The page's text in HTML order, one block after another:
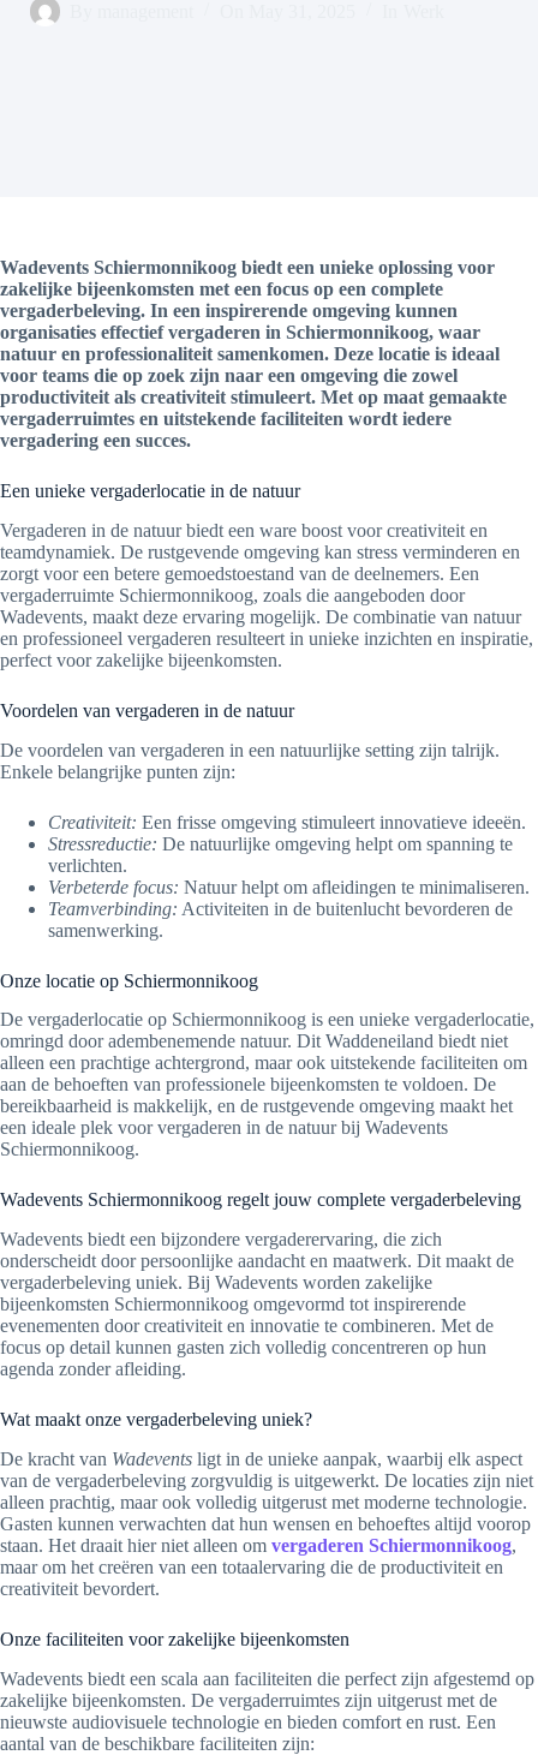
Wadevents Schiermonnikoog biedt een unieke oplossing voor
zakelijke bijeenkomsten met een focus op een complete
vergaderbeleving. In een inspirerende omgeving kunnen
organisaties effectief vergaderen in Schiermonnikoog, waar
natuur en professionaliteit samenkomen. Deze locatie is ideaal
voor teams die op zoek zijn naar een omgeving die zowel
productiviteit als creativiteit stimuleert. Met op maat gemaakte
vergaderruimtes en uitstekende faciliteiten wordt iedere
vergadering een succes.
Een unieke vergaderlocatie in de natuur
Vergaderen in de natuur biedt een ware boost voor creativiteit en
teamdynamiek. De rustgevende omgeving kan stress verminderen en
zorgt voor een betere gemoedstoestand van de deelnemers. Een
vergaderruimte Schiermonnikoog, zoals die aangeboden door
Wadevents, maakt deze ervaring mogelijk. De combinatie van natuur
en professioneel vergaderen resulteert in unieke inzichten en inspiratie,
perfect voor zakelijke bijeenkomsten.
Voordelen van vergaderen in de natuur
De voordelen van vergaderen in een natuurlijke setting zijn talrijk.
Enkele belangrijke punten zijn:
Creativiteit: Een frisse omgeving stimuleert innovatieve ideeën.
Stressreductie: De natuurlijke omgeving helpt om spanning te
verlichten.
Verbeterde focus: Natuur helpt om afleidingen te minimaliseren.
Teamverbinding: Activiteiten in de buitenlucht bevorderen de
samenwerking.
Onze locatie op Schiermonnikoog
De vergaderlocatie op Schiermonnikoog is een unieke vergaderlocatie,
omringd door adembenemende natuur. Dit Waddeneiland biedt niet
alleen een prachtige achtergrond, maar ook uitstekende faciliteiten om
aan de behoeften van professionele bijeenkomsten te voldoen. De
bereikbaarheid is makkelijk, en de rustgevende omgeving maakt het
een ideale plek voor vergaderen in de natuur bij Wadevents
Schiermonnikoog.
Wadevents Schiermonnikoog regelt jouw complete vergaderbeleving
Wadevents biedt een bijzondere vergaderervaring, die zich
onderscheidt door persoonlijke aandacht en maatwerk. Dit maakt de
vergaderbeleving uniek. Bij Wadevents worden zakelijke
bijeenkomsten Schiermonnikoog omgevormd tot inspirerende
evenementen door creativiteit en innovatie te combineren. Met de
focus op detail kunnen gasten zich volledig concentreren op hun
agenda zonder afleiding.
Wat maakt onze vergaderbeleving uniek?
De kracht van Wadevents ligt in de unieke aanpak, waarbij elk aspect
van de vergaderbeleving zorgvuldig is uitgewerkt. De locaties zijn niet
alleen prachtig, maar ook volledig uitgerust met moderne technologie.
Gasten kunnen verwachten dat hun wensen en behoeftes altijd voorop
staan. Het draait hier niet alleen om vergaderen Schiermonnikoog,
maar om het creëren van een totaalervaring die de productiviteit en
creativiteit bevordert.
Onze faciliteiten voor zakelijke bijeenkomsten
Wadevents biedt een scala aan faciliteiten die perfect zijn afgestemd op
zakelijke bijeenkomsten. De vergaderruimtes zijn uitgerust met de
nieuwste audiovisuele technologie en bieden comfort en rust. Een
aantal van de beschikbare faciliteiten zijn: